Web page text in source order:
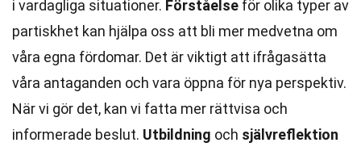
i vardagliga situationer. Förståelse för olika typer av
partiskhet kan hjälpa oss att bli mer medvetna om
våra egna fördomar. Det är viktigt att ifrågasätta
våra antaganden och vara öppna för nya perspektiv.
När vi gör det, kan vi fatta mer rättvisa och
informerade beslut. Utbildning och självreflektion